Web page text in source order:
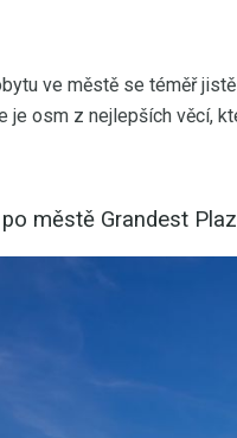
ve městě se téměř
je osm z nejlepších věcí,
městě Grandest